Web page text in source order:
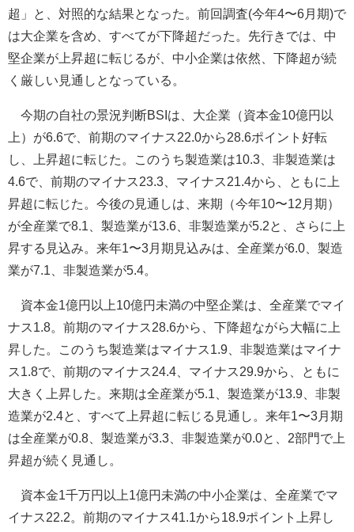
超」と、対照的な結果となった。前回調査(今年4〜6月期)で
は大企業を含め、すべてが下降超だった。先行きでは、中
堅企業が上昇超に転じるが、中小企業は依然、下降超が続
く厳しい見通しとなっている。
今期の自社の景況判断BSIは、大企業（資本金10億円以
上）が6.6で、前期のマイナス22.0から28.6ポイント好転
し、上昇超に転じた。このうち製造業は10.3、非製造業は
4.6で、前期のマイナス23.3、マイナス21.4から、ともに上
昇超に転じた。今後の見通しは、来期（今年10〜12月期）
が全産業で8.1、製造業が13.6、非製造業が5.2と、さらに上
昇する見込み。来年1〜3月期見込みは、全産業が6.0、製造
業が7.1、非製造業が5.4。
資本金1億円以上10億円未満の中堅企業は、全産業でマイ
ナス1.8。前期のマイナス28.6から、下降超ながら大幅に上
昇した。このうち製造業はマイナス1.9、非製造業はマイナ
ス1.8で、前期のマイナス24.4、マイナス29.9から、ともに
大きく上昇した。来期は全産業が5.1、製造業が13.9、非製
造業が2.4と、すべて上昇超に転じる見通し。来年1〜3月期
は全産業が0.8、製造業が3.3、非製造業が0.0と、2部門で上
昇超が続く見通し。
資本金1千万円以上1億円未満の中小企業は、全産業でマ
イナス22.2。前期のマイナス41.1から18.9ポイント上昇し